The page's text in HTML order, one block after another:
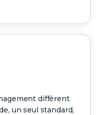
différent
un seul standard,